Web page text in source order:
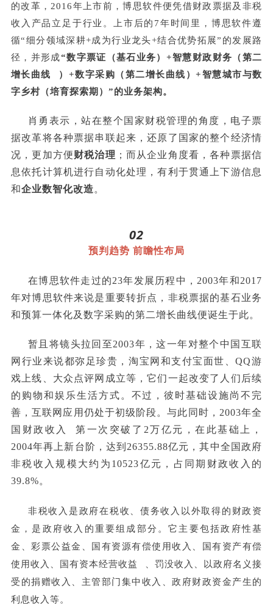
的改革，2016年上市前，博思软件便凭借财政票据及非税
收入产品立足于行业。上市后的7年时间里，博思软件遵
循“细分领域深耕+成为行业龙头+结合优势拓展”的发展路
径，并形成“数字票证（基石业务）+智慧财政财务（第二
增长曲线
）+数字采购（第二增长曲线）+智慧城市与数
字乡村（培育探索期）”的业务架构。
肖勇表示，站在整个国家财税管理的角度，电子票
据改革将各种票据串联起来，还原了国家的整个经济情
况，更加方便财税治理 ；而从企业角度看，各种票据信
息依托计算机进行自动化处理，有利于贯通上下游信息
和企业数智化改造。
02
预判趋势 前瞻性布局
在博思软件走过的23年发展历程中，2003年和2017
年对博思软件来说是重要转折点，非税票据的基石业务
和预算一体化及数字采购的第二增长曲线便诞生于此。
暂且将镜头拉回至2003年，这一年对整个中国互联
网行业来说都弥足珍贵，淘宝网和支付宝面世、QQ游
戏上线、大众点评网成立等，它们一起改变了人们后续
的购物和娱乐生活方式。不过，彼时基础设施尚不完
善，互联网应用仍处于初级阶段。与此同时，2003年全
国财政收入
第一次突破了2万亿元，在此基础上，
2004年再上新台阶，达到26355.88亿元，其中全国政府
非税收入规模大约为10523亿元，占同期财政收入的
39.8%。
非税收入是政府在税收、债务收入以外取得的财政资
金，是政府收入的重要组成部分。它主要包括政府性基
金、彩票公益金、国有资源有偿使用收入、国有资产有偿
使用收入、
国有资本经营收益
、罚没收入、以政府名义接
受的捐赠收入、主管部门集中收入、政府财政资金产生的
利息收入等。